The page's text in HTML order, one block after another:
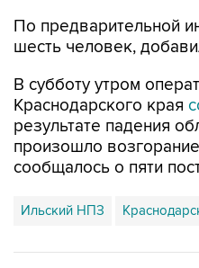
По предварительной
шесть человек,
В субботу утром
Краснодарского края
результате падения
произошло
сообщалось о пяти
Ильский НПЗ